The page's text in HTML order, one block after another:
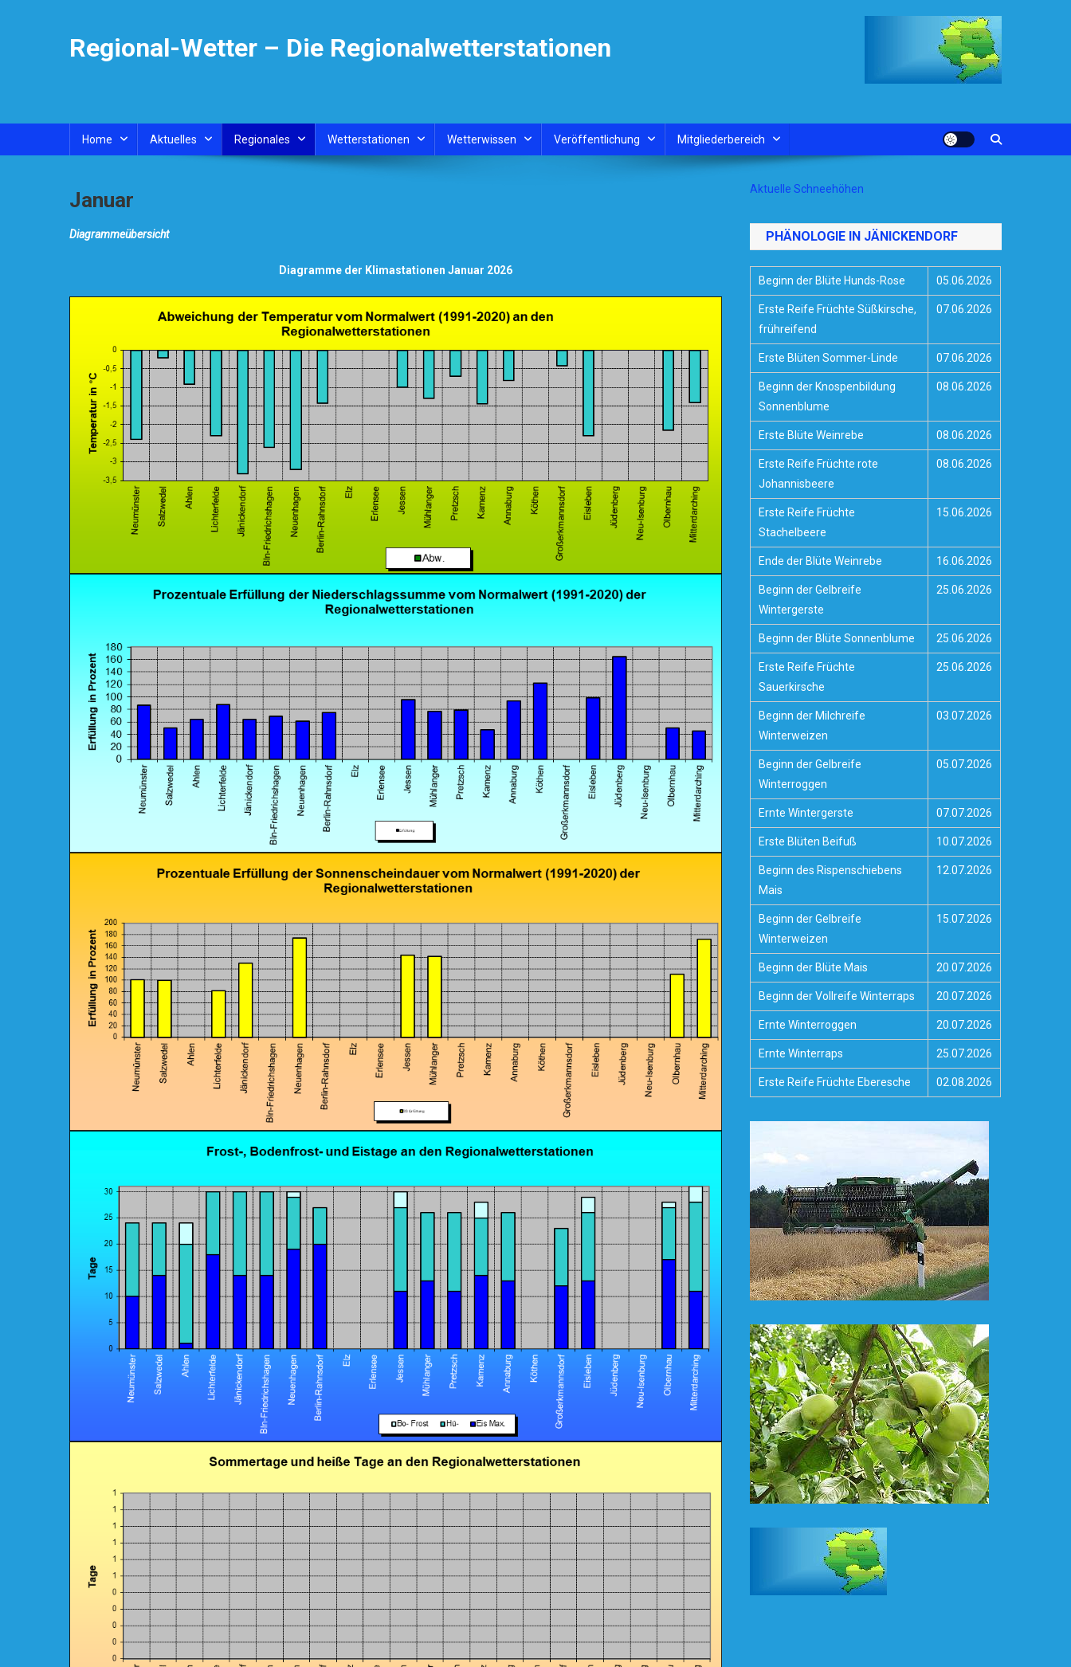
Regional-Wetter – Die Regionalwetterstationen
Home Aktuelles Regionales Wetterstationen Wetterwissen Veröffentlichung Mitgliederbereich
Januar
Diagrammeübersicht
Diagramme der Klimastationen Januar 2026
Aktuelle Schneehöhen
PHÄNOLOGIE IN JÄNICKENDORF
Beginn der Blüte Hunds-Rose 05.06.2026
Erste Reife Früchte Süßkirsche,
frühreifend
07.06.2026
Erste Blüten Sommer-Linde 07.06.2026
Beginn der Knospenbildung
Sonnenblume
08.06.2026
Erste Blüte Weinrebe 08.06.2026
Erste Reife Früchte rote
Johannisbeere
08.06.2026
Erste Reife Früchte
Stachelbeere
15.06.2026
Ende der Blüte Weinrebe 16.06.2026
Beginn der Gelbreife
Wintergerste
25.06.2026
Beginn der Blüte Sonnenblume 25.06.2026
Erste Reife Früchte
Sauerkirsche
25.06.2026
Beginn der Milchreife
Winterweizen
03.07.2026
Beginn der Gelbreife
Winterroggen
05.07.2026
Ernte Wintergerste 07.07.2026
Erste Blüten Beifuß 10.07.2026
Beginn des Rispenschiebens
Mais
12.07.2026
Beginn der Gelbreife
Winterweizen
15.07.2026
Beginn der Blüte Mais 20.07.2026
Beginn der Vollreife Winterraps 20.07.2026
Ernte Winterroggen 20.07.2026
Ernte Winterraps 25.07.2026
Erste Reife Früchte Eberesche 02.08.2026